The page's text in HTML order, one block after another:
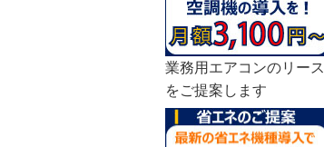
業務用エアコンのリース
をご提案します